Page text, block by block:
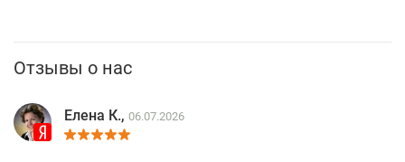
Отзывы о нас
Елена К., 06.07.2026